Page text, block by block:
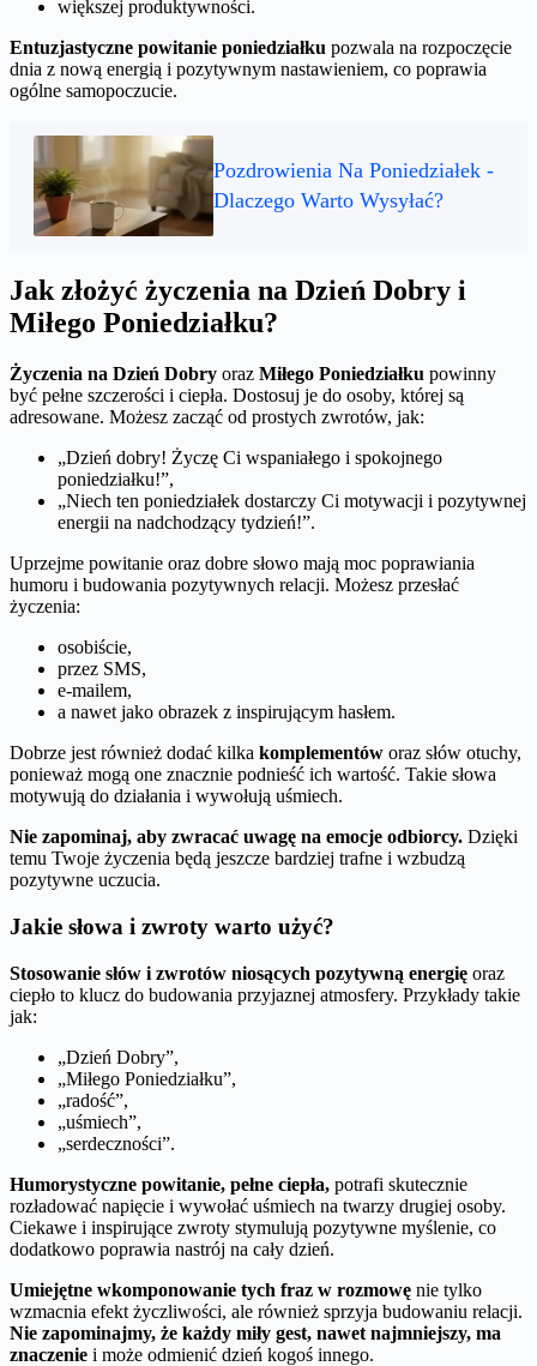
większej produktywności.
Entuzjastyczne powitanie poniedziałku pozwala na rozpoczęcie
dnia z nową energią i pozytywnym nastawieniem, co poprawia
ogólne samopoczucie.
Pozdrowienia Na Poniedziałek -
Dlaczego Warto Wysyłać?
Jak złożyć życzenia na Dzień Dobry i
Miłego Poniedziałku?
Życzenia na Dzień Dobry oraz Miłego Poniedziałku powinny
być pełne szczerości i ciepła. Dostosuj je do osoby, której są
adresowane. Możesz zacząć od prostych zwrotów, jak:
„Dzień dobry! Życzę Ci wspaniałego i spokojnego
poniedziałku!”,
„Niech ten poniedziałek dostarczy Ci motywacji i pozytywnej
energii na nadchodzący tydzień!”.
Uprzejme powitanie oraz dobre słowo mają moc poprawiania
humoru i budowania pozytywnych relacji. Możesz przesłać
życzenia:
osobiście,
przez SMS,
e-mailem,
a nawet jako obrazek z inspirującym hasłem.
Dobrze jest również dodać kilka komplementów oraz słów otuchy,
ponieważ mogą one znacznie podnieść ich wartość. Takie słowa
motywują do działania i wywołują uśmiech.
Nie zapominaj, aby zwracać uwagę na emocje odbiorcy. Dzięki
temu Twoje życzenia będą jeszcze bardziej trafne i wzbudzą
pozytywne uczucia.
Jakie słowa i zwroty warto użyć?
Stosowanie słów i zwrotów niosących pozytywną energię oraz
ciepło to klucz do budowania przyjaznej atmosfery. Przykłady takie
jak:
„Dzień Dobry”,
„Miłego Poniedziałku”,
„radość”,
„uśmiech”,
„serdeczności”.
Humorystyczne powitanie, pełne ciepła, potrafi skutecznie
rozładować napięcie i wywołać uśmiech na twarzy drugiej osoby.
Ciekawe i inspirujące zwroty stymulują pozytywne myślenie, co
dodatkowo poprawia nastrój na cały dzień.
Umiejętne wkomponowanie tych fraz w rozmowę nie tylko
wzmacnia efekt życzliwości, ale również sprzyja budowaniu relacji.
Nie zapominajmy, że każdy miły gest, nawet najmniejszy, ma
znaczenie i może odmienić dzień kogoś innego.